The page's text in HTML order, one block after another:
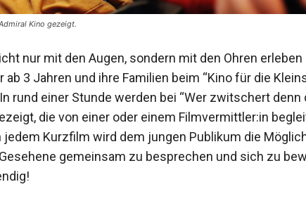
Kino gezeigt.
nur mit den Augen, sondern mit den Ohren erleben
ab 3 Jahren und ihre Familien beim “Kino für die
rund einer Stunde werden bei “Wer zwitschert denn
die von einer oder einem Filmvermittler:in
jedem Kurzfilm wird dem jungen Publikum die
gemeinsam zu besprechen und sich zu